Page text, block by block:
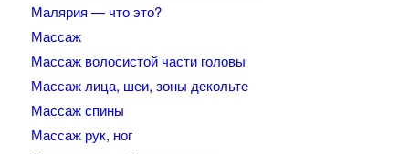
Малярия — что это?
Массаж
Массаж волосистой части головы
Массаж лица, шеи, зоны декольте
Массаж спины
Массаж рук, ног